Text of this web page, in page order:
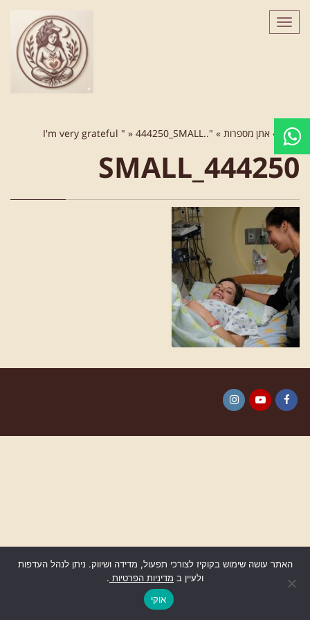
לתוכן
תפריט
ראשי » אתן מספרות »
"..I'm very grateful "
» 444250_SMALL
444250_SMALL
גלילה
האתר עושה שימוש בקוקיז לצורכי תפעול, מדידה ושיווק. ניתן לנהל העדפות
ולעיין ב מדיניות הפרטיות .
אוקי